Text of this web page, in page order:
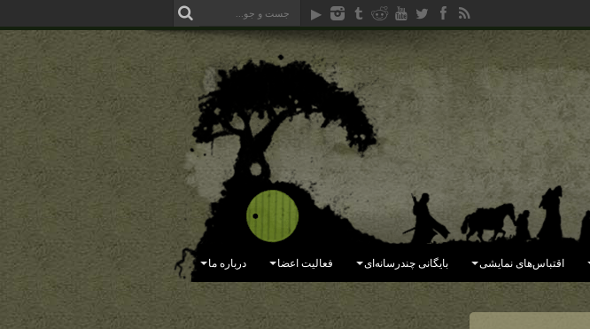
اقتباس‌های نمایشی بایگانی چندرسانه‌ای فعالیت اعضا درباره ما